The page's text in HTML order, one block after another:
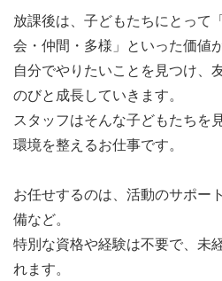
15:30～：外遊びや室内遊び、
16:30～：片付け、送り出し
16:45：子どもたちの送り出し
17:00～：振り返り・室内遊び
17:30～：全体撤収・掃除
18:00：退勤
【福利厚生】
■社会保険完備
※加入保険は労働条件による（
放課後は、子どもたちにとって
会・仲間・多様」といった価値
自分でやりたいことを見つけ、
のびと成長していきます。
スタッフはそんな子どもたちを
環境を整えるお仕事です。
お任せするのは、活動のサポー
備など。
特別な資格や経験は不要で、未
れます。